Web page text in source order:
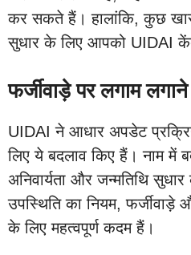
कर सकते हैं। हालांकि, कुछ
सुधार के लिए आपको UIDAI
फर्जीवाड़े पर लगाम
UIDAI ने आधार अपडेट
लिए ये बदलाव किए हैं। नाम में
अनिवार्यता और जन्मतिथि
उपस्थिति का नियम, फर्जीवाड़े
के लिए महत्वपूर्ण कदम हैं।